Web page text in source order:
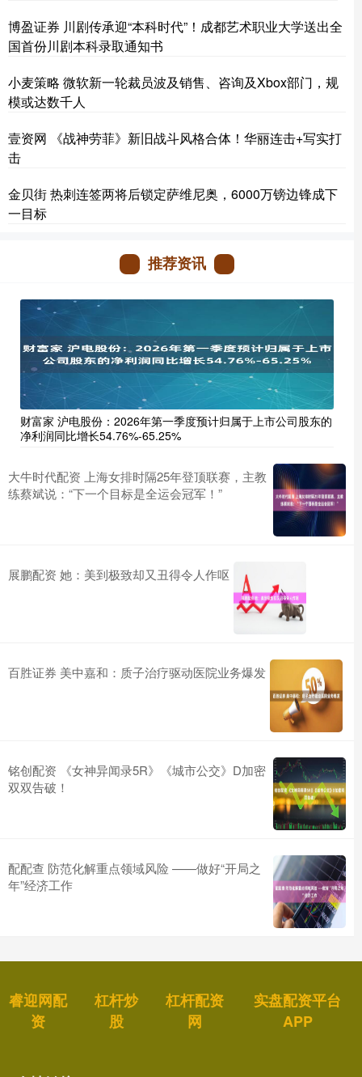
博盈证券 川剧传承迎“本科时代”！成都艺术职业大学送出全
国首份川剧本科录取通知书
小麦策略 微软新一轮裁员波及销售、咨询及Xbox部门，规
模或达数千人
壹资网 《战神劳菲》新旧战斗风格合体！华丽连击+写实打
击
金贝街 热刺连签两将后锁定萨维尼奥，6000万镑边锋成下
一目标
推荐资讯
财富家 沪电股份：2026年第一季度预计归属于上市公司股东的
净利润同比增长54.76%-65.25%
大牛时代配资 上海女排时隔25年登顶联赛，主教
练蔡斌说：“下一个目标是全运会冠军！”
展鹏配资 她：美到极致却又丑得令人作呕
百胜证券 美中嘉和：质子治疗驱动医院业务爆发
铭创配资 《女神异闻录5R》《城市公交》D加密
双双告破！
配配查 防范化解重点领域风险 ——做好“开局之
年”经济工作
睿迎网配
资
杠杆炒
股
杠杆配资
网
实盘配资平台
APP